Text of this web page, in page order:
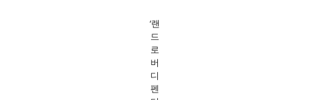
‘랜
드
로
버
디
펜